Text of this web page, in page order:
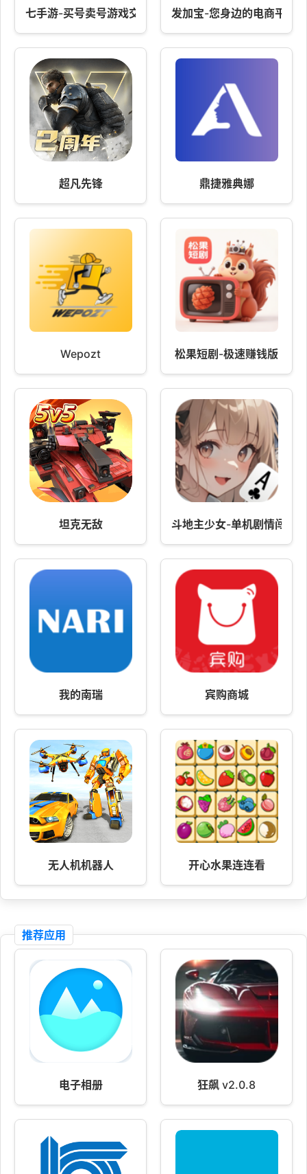
七手游-买号卖号游戏交易 发加宝-您身边的电商平台
超凡先锋 鼎捷雅典娜
Wepozt 松果短剧-极速赚钱版
坦克无敌 斗地主少女-单机剧情闯关
我的南瑞 宾购商城
无人机机器人 开心水果连连看
推荐应用
电子相册 狂飙 v2.0.8